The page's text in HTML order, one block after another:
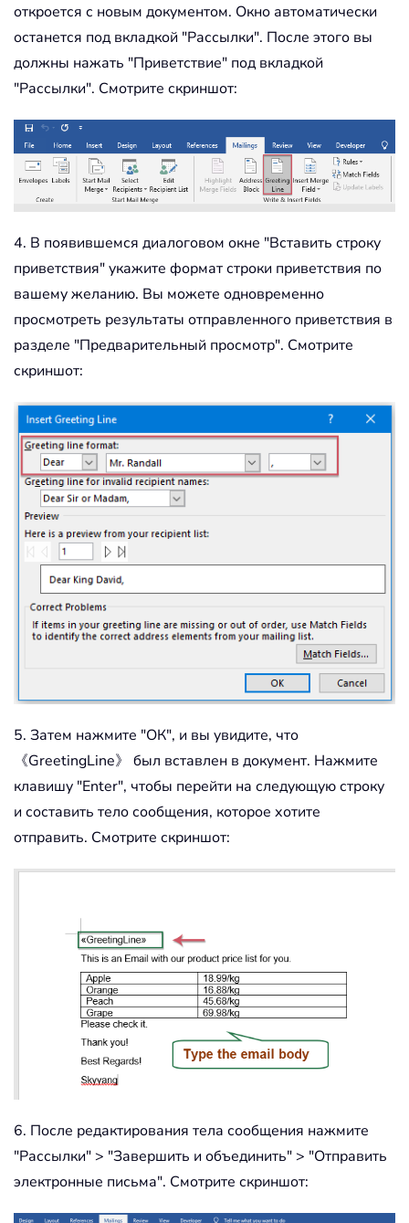
откроется с новым документом. Окно автоматически
останется под вкладкой "Рассылки". После этого вы
должны нажать "Приветствие" под вкладкой
"Рассылки". Смотрите скриншот:
4. В появившемся диалоговом окне "Вставить строку
приветствия" укажите формат строки приветствия по
вашему желанию. Вы можете одновременно
просмотреть результаты отправленного приветствия в
разделе "Предварительный просмотр". Смотрите
скриншот:
5. Затем нажмите "ОК", и вы увидите, что
《GreetingLine》 был вставлен в документ. Нажмите
клавишу "Enter", чтобы перейти на следующую строку
и составить тело сообщения, которое хотите
отправить. Смотрите скриншот:
6. После редактирования тела сообщения нажмите
"Рассылки" > "Завершить и объединить" > "Отправить
электронные письма". Смотрите скриншот: